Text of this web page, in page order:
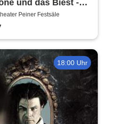
und das Biest -
| Theater Liberi
Peiner Festsäle
18:00 Uhr